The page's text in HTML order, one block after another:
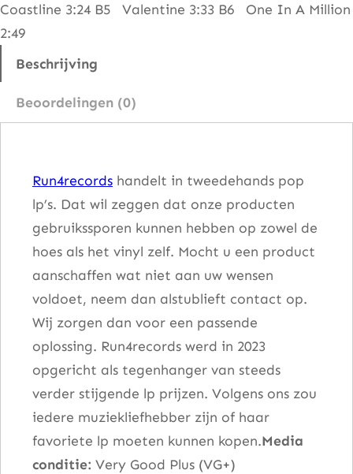
i
a
n
Coastline 3:24 B5 Valentine 3:33 B6 One In A Million
2:49
Beschrijving
Beoordelingen (0)
Run4records handelt in tweedehands pop
lp’s. Dat wil zeggen dat onze producten
gebruikssporen kunnen hebben op zowel de
hoes als het vinyl zelf. Mocht u een product
aanschaffen wat niet aan uw wensen
voldoet, neem dan alstublieft contact op.
Wij zorgen dan voor een passende
oplossing. Run4records werd in 2023
opgericht als tegenhanger van steeds
verder stijgende lp prijzen. Volgens ons zou
iedere muziekliefhebber zijn of haar
favoriete lp moeten kunnen kopen.Media
conditie: Very Good Plus (VG+)